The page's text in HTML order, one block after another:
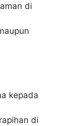
di
kepada
di